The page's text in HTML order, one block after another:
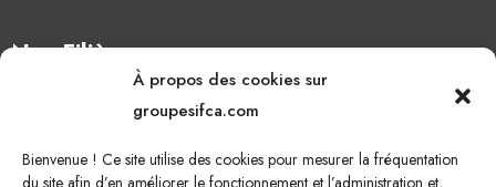
À propos des cookies sur
groupesifca.com
Bienvenue ! Ce site utilise des cookies pour mesurer la fréquentation
du site afin d’en améliorer le fonctionnement et l’administration et,
Nos Filières
Sucre de canne